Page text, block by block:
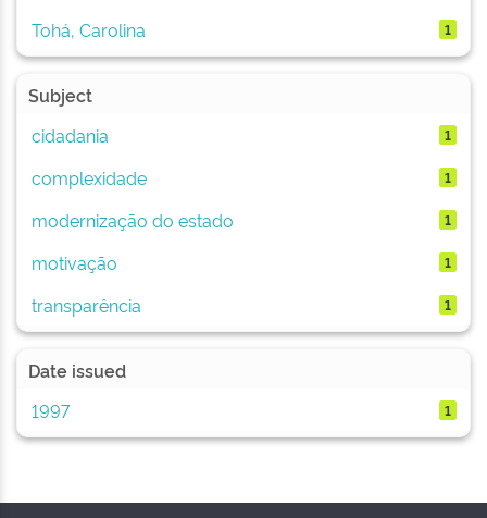
Tohá, Carolina 1
Subject
cidadania
1
complexidade 1
modernização do estado 1
motivação 1
transparência 1
Date issued
1997
1